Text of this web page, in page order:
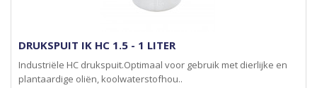
DRUKSPUIT IK HC 1.5 - 1 LITER
Industriële HC drukspuit.Optimaal voor gebruik met dierlijke en
plantaardige oliën, koolwaterstofhou..